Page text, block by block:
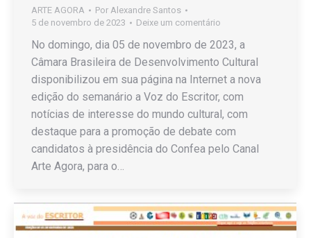
ARTE AGORA Por Alexandre Santos
5 de novembro de 2023
Deixe um comentário
No domingo, dia 05 de novembro de 2023, a
Câmara Brasileira de Desenvolvimento Cultural
disponibilizou em sua página na Internet a nova
edição do semanário a Voz do Escritor, com
notícias de interesse do mundo cultural, com
destaque para a promoção de debate com
candidatos à presidência do Confea pelo Canal
Arte Agora, para o…